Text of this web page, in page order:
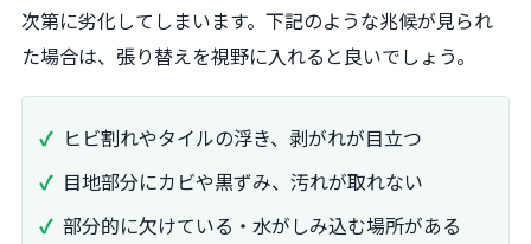
次第に劣化してしまいます。下記のような兆候が見られ
た場合は、張り替えを視野に入れると良いでしょう。
ヒビ割れやタイルの浮き、剥がれが目立つ
目地部分にカビや黒ずみ、汚れが取れない
部分的に欠けている・水がしみ込む場所がある